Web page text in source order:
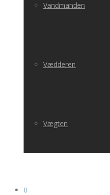
Vandmanden
Vædderen
Vægten
0